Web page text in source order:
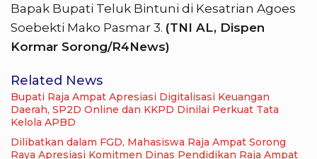
Bapak Bupati Teluk Bintuni di Kesatrian Agoes
Soebekti Mako Pasmar 3. (TNI AL, Dispen
Kormar Sorong/R4News)
Related News
Bupati Raja Ampat Apresiasi Digitalisasi Keuangan
Daerah, SP2D Online dan KKPD Dinilai Perkuat Tata
Kelola APBD
Dilibatkan dalam FGD, Mahasiswa Raja Ampat Sorong
Raya Apresiasi Komitmen Dinas Pendidikan Raja Ampat